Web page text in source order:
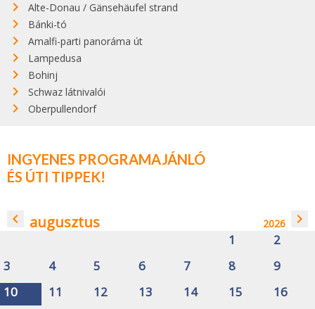
Alte-Donau / Gänsehäufel strand
Bánki-tó
Amalfi-parti panoráma út
Lampedusa
Bohinj
Schwaz látnivalói
Oberpullendorf
INGYENES PROGRAMAJÁNLÓ
ÉS ÚTI TIPPEK!
navigate_before augusztus 2026 navigate_next
1
2
3
4 5 6 7 8
9
10
11 12 13 14 15
16